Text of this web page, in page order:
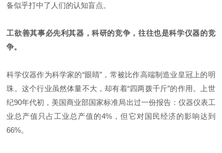
备似乎打中了人们的认知盲点。
工欲善其事必先利其器，科研的竞争，往往也是科学仪器的竞
争。
科学仪器作为科学家的“眼睛” ，常被比作高端制造业皇冠 上的明
珠。这个行业虽然体量不大，却有着“四两拨千斤”的作用。上世
纪90年代初，美国商业部国家标准局出过一份报告：仪器仪表工
业总产值只占工业总产值的4%，但它对国民经济的影响达到
66%。